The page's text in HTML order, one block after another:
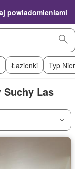
powiadomieniami
Łazienki Typ
Suchy Las